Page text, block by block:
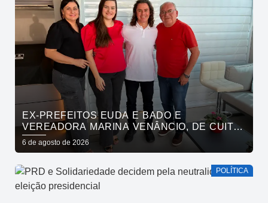
EX-PREFEITOS EUDA E BADO E
VEREADORA MARINA VENÂNCIO, DE CUITÉ,
REAFIRMAM APOIO A CÍCERO, VENEZIANO E
ANDRÉ GADELHA
6 de agosto de 2026
POLÍTICA